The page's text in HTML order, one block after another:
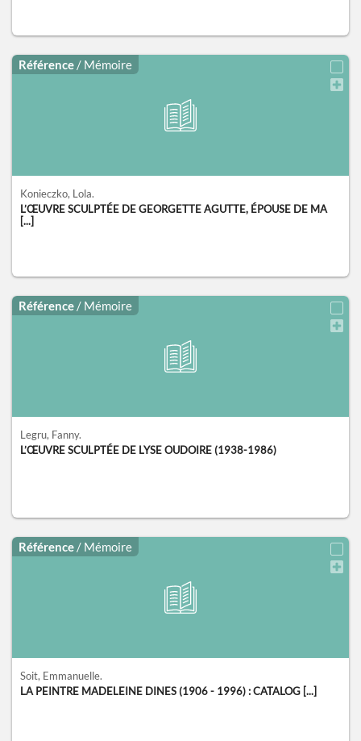
Référence / Mémoire
Konieczko, Lola.
L’ŒUVRE SCULPTÉE DE GEORGETTE AGUTTE, ÉPOUSE DE MA
[...]
Référence / Mémoire
Legru, Fanny.
L’ŒUVRE SCULPTÉE DE LYSE OUDOIRE (1938-1986)
Référence / Mémoire
Soit, Emmanuelle.
LA PEINTRE MADELEINE DINES (1906 - 1996) : CATALOG [...]